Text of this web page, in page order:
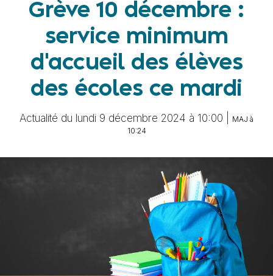
Grève 10 décembre :
service minimum
d'accueil des élèves
des écoles ce mardi
Actualité du lundi 9 décembre 2024 à 10:00 |
MAJ à
10:24